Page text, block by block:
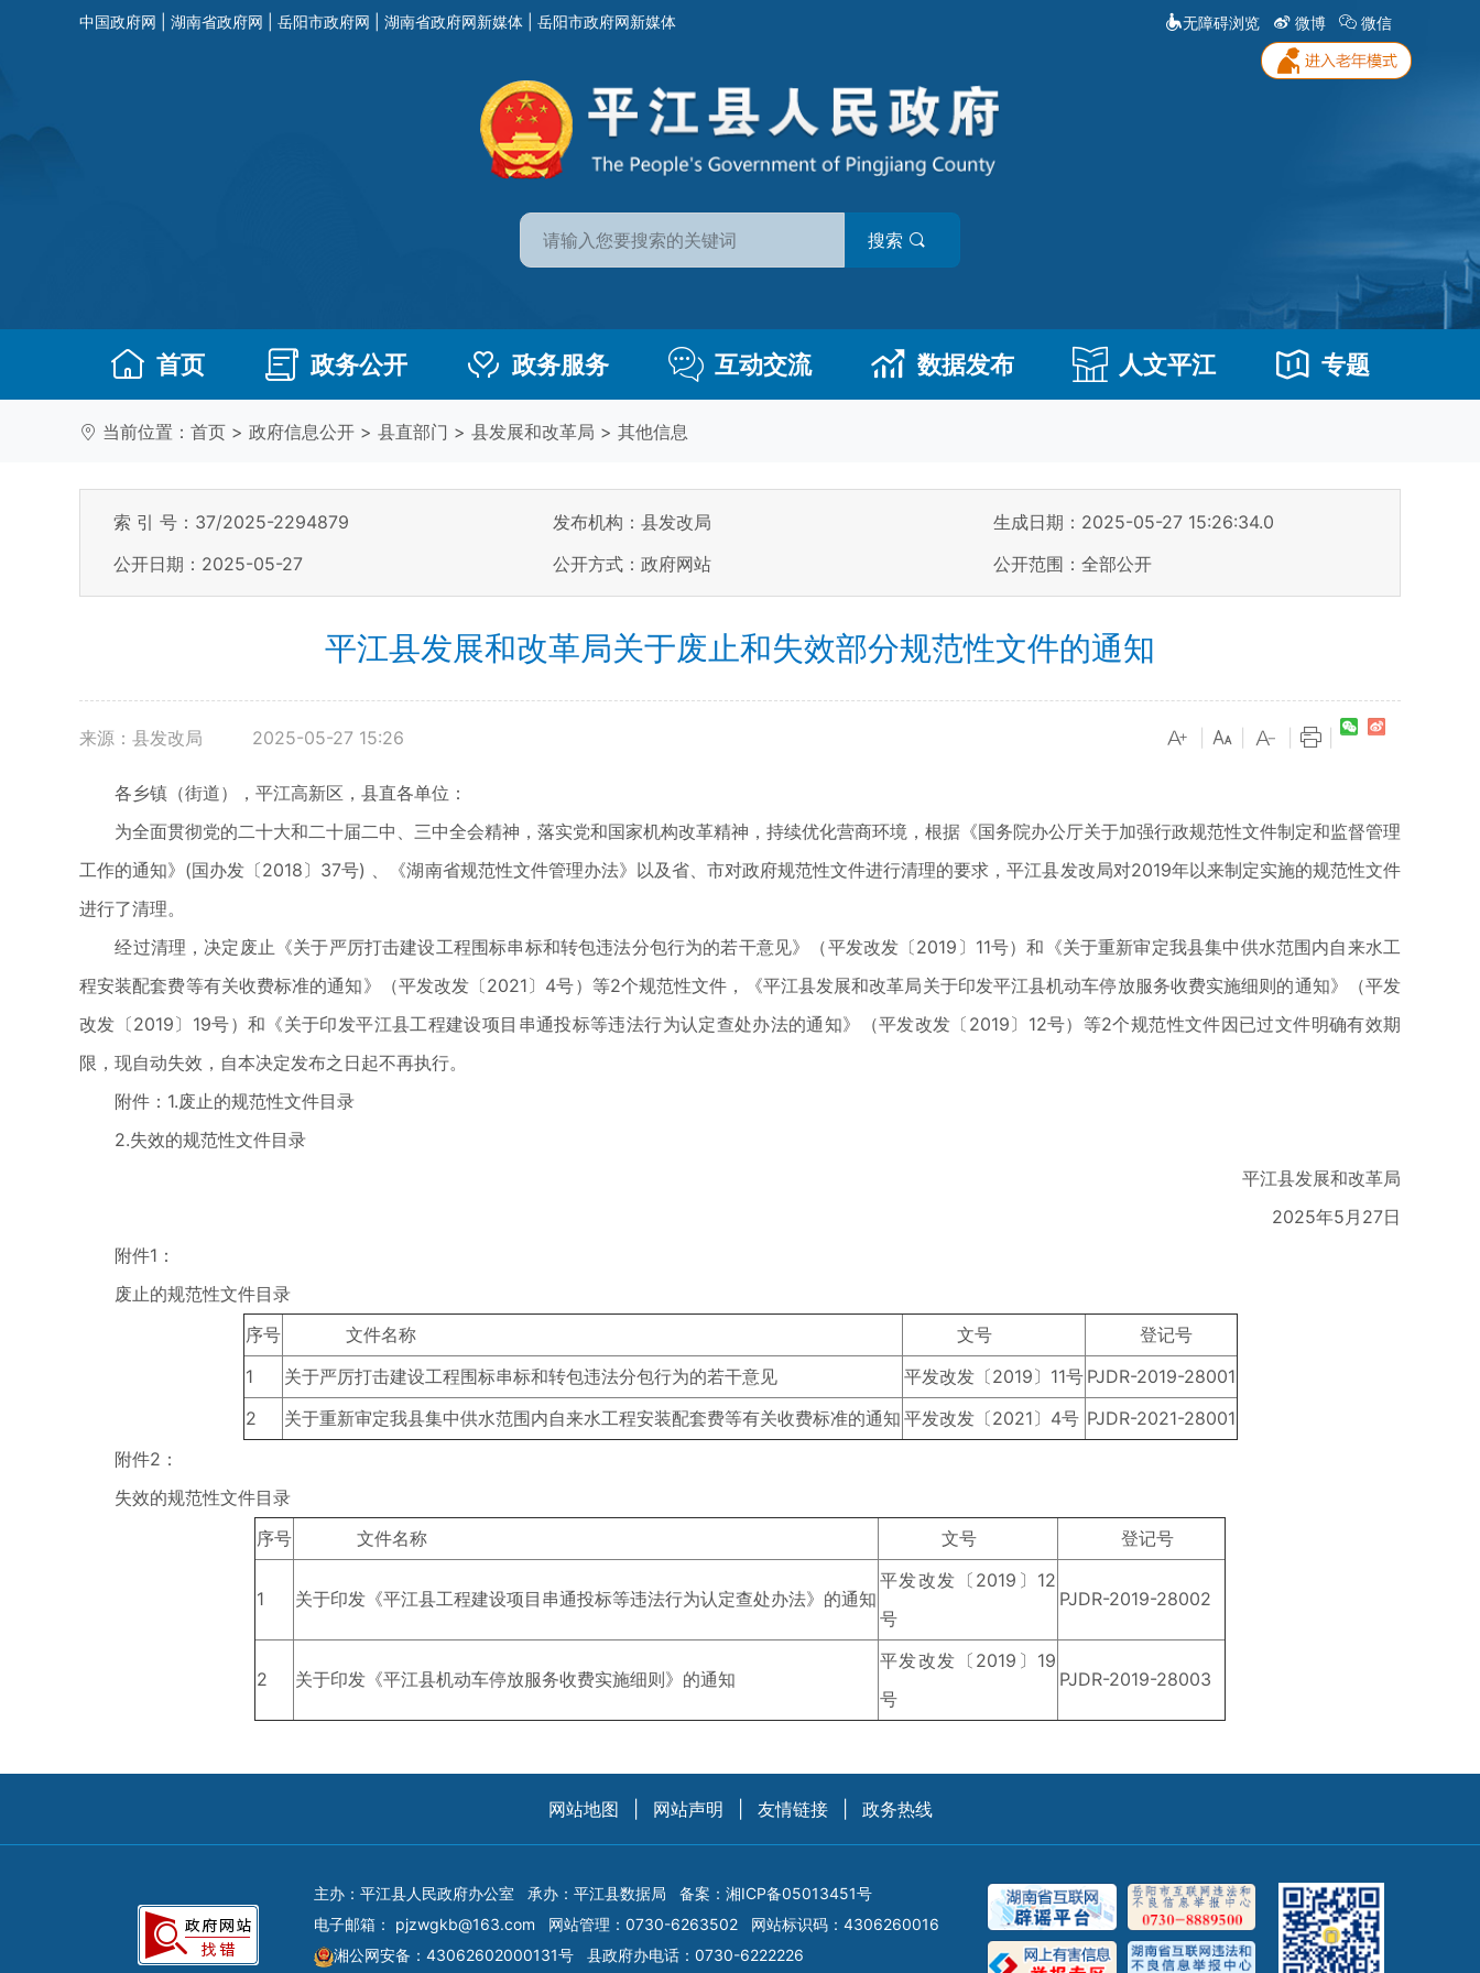
中国政府网 湖南省政府网 岳阳市政府网 湖南省政府网新媒体 岳阳市政府网新媒体 无障碍浏览 微博 微信
搜索
首页 政务公开 政务服务 互动交流 数据发布 人文平江 专题
当前位置： 首页 > 政府信息公开 > 县直部门 > 县发展和改革局 > 其他信息
索 引 号：37/2025-2294879 发布机构：县发改局
生成日期：2025-05-27 15:26:34.0
公开日期：2025-05-27
公开方式：政府网站 公开范围：全部公开
平江县发展和改革局关于废止和失效部分规范性文件的通知
来源：县发改局 2025-05-27 15:26
各乡镇（街道），平江高新区，县直各单位：
为全面贯彻党的二十大和二十届二中、三中全会精神，落实党和国家机构改革精神，持续优化营商环境，根据《国务院办公厅关于加强行政规范性文件制定和监督管理
工作的通知》(国办发〔2018〕37号) 、《湖南省规范性文件管理办法》以及省、市对政府规范性文件进行清理的要求，平江县发改局对2019年以来制定实施的规范性文件
进行了清理。
经过清理，决定废止《关于严厉打击建设工程围标串标和转包违法分包行为的若干意见》（平发改发〔2019〕11号）和《关于重新审定我县集中供水范围内自来水工
程安装配套费等有关收费标准的通知》（平发改发〔2021〕4号）等2个规范性文件，《平江县发展和改革局关于印发平江县机动车停放服务收费实施细则的通知》（平发
改发〔2019〕19号）和《关于印发平江县工程建设项目串通投标等违法行为认定查处办法的通知》（平发改发〔2019〕12号）等2个规范性文件因已过文件明确有效期
限，现自动失效，自本决定发布之日起不再执行。
附件：1.废止的规范性文件目录
2.失效的规范性文件目录
平江县发展和改革局
2025年5月27日
附件1：
废止的规范性文件目录
序号
文件名称 文号
登记号
1
关于严厉打击建设工程围标串标和转包违法分包行为的若干意见 平发改发〔2019〕11号 PJDR-2019-28001
2
关于重新审定我县集中供水范围内自来水工程安装配套费等有关收费标准的通知 平发改发〔2021〕4号 PJDR-2021-28001
附件2：
失效的规范性文件目录
序号
文件名称 文号 登记号
1 关于印发《平江县工程建设项目串通投标等违法行为认定查处办法》的通知
平发改发〔2019〕12
号
PJDR-2019-28002
2 关于印发《平江县机动车停放服务收费实施细则》的通知
平发改发〔2019〕19
号
PJDR-2019-28003
网站地图 网站声明 友情链接 政务热线
主办：平江县人民政府办公室 承办：平江县数据局 备案： 湘ICP备05013451号
电子邮箱： pjzwgkb@163.com 网站管理：0730-6263502
网站标识码：4306260016
湘公网安备：43062602000131号
县政府办电话：0730-6222226